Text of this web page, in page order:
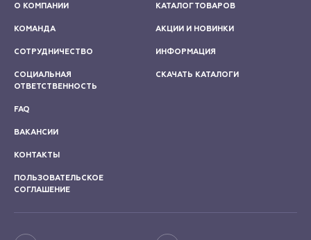
О КОМПАНИИ
КОМАНДА
СОТРУДНИЧЕСТВО
СОЦИАЛЬНАЯ
ОТВЕТСТВЕННОСТЬ
КАТАЛОГ ТОВАРОВ
АКЦИИ И НОВИНКИ
ИНФОРМАЦИЯ
СКАЧАТЬ КАТАЛОГИ
FAQ
ВАКАНСИИ
КОНТАКТЫ
ПОЛЬЗОВАТЕЛЬСКОЕ
СОГЛАШЕНИЕ